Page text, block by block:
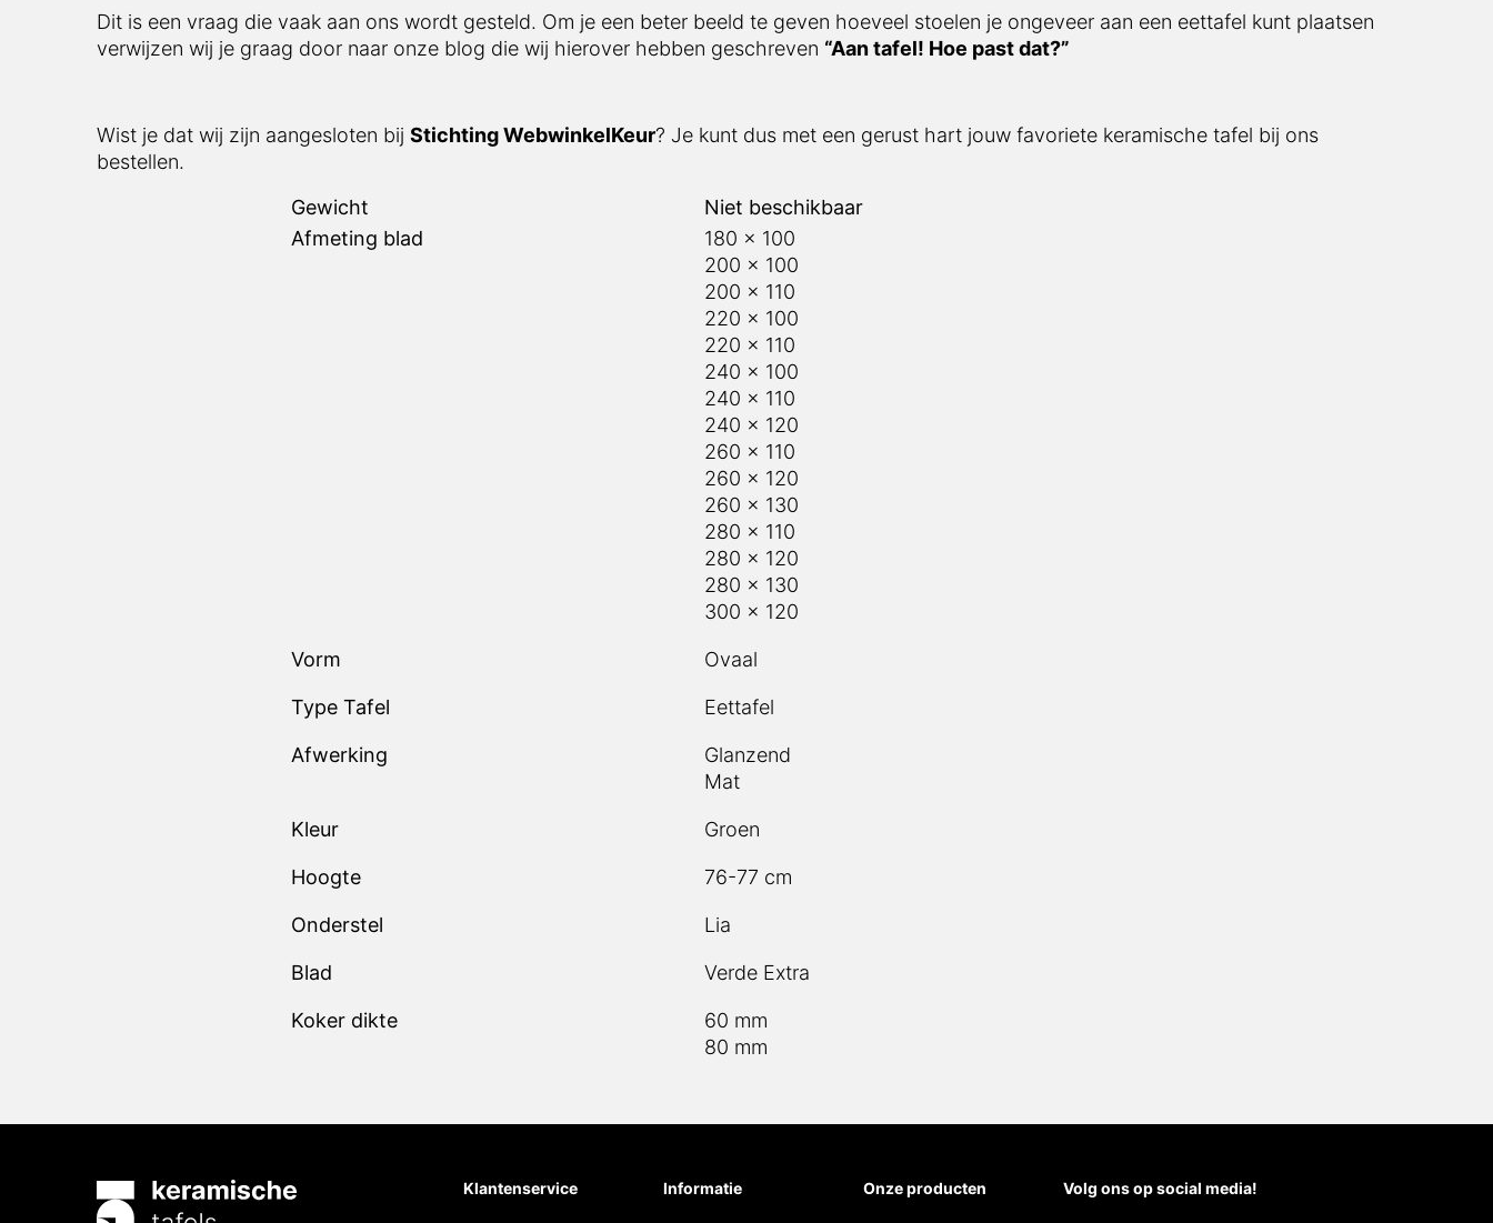
Dit is een vraag die vaak aan ons wordt gesteld. Om je een beter beeld te geven hoeveel stoelen je ongeveer aan een eettafel kunt plaatsen
verwijzen wij je graag door naar onze blog die wij hierover hebben geschreven “Aan tafel! Hoe past dat?”
Wist je dat wij zijn aangesloten bij Stichting WebwinkelKeur? Je kunt dus met een gerust hart jouw favoriete keramische tafel bij ons
bestellen.
Gewicht
Niet beschikbaar
Afmeting blad
180 x 100
200 x 100
200 x 110
220 x 100
220 x 110
240 x 100
240 x 110
240 x 120
260 x 110
260 x 120
260 x 130
280 x 110
280 x 120
280 x 130
300 x 120
Vorm Ovaal
Type Tafel Eettafel
Afwerking
Glanzend
Mat
Kleur Groen
Hoogte 76-77 cm
Onderstel Lia
Blad Verde Extra
Koker dikte
60 mm
80 mm
Klantenservice Informatie Onze producten Volg ons op social media!